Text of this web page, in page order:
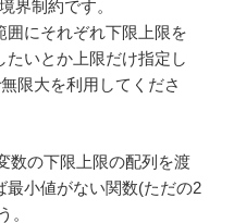
界制約です。
囲にそれぞれ下限上限を
いとか上限だけ指定し
限大を利用してくださ
数の下限上限の配列を渡
最小値がない関数(ただの2
。